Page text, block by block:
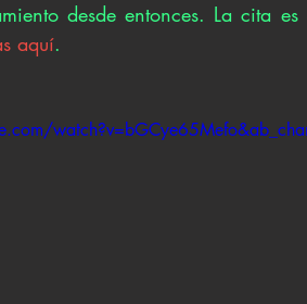
desde entonces. La cita es
aquí.